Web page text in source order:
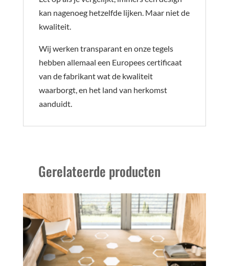
kan nagenoeg hetzelfde lijken. Maar niet de
kwaliteit.
Wij werken transparant en onze tegels
hebben allemaal een Europees certificaat
van de fabrikant wat de kwaliteit
waarborgt, en het land van herkomst
aanduidt.
Gerelateerde producten